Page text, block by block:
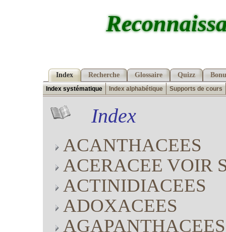
Index Recherche Glossaire Quizz
Index systématique Index alphabétique Supports de cours
Index
ACANTHACEES
ACERACEE VOIR
ACTINIDIACEES
ADOXACEES
AGAPANTHACEES